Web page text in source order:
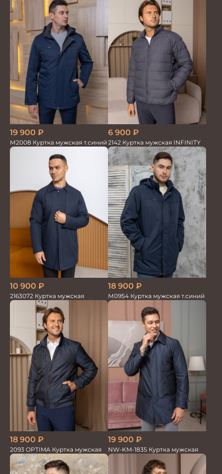
19 900 ₽
М2008 Куртка мужская т.синий
6 900 ₽
2142 Куртка мужская INFINITY
10 900 ₽
2163072 Куртка мужская
18 900 ₽
М0954 Куртка мужская т.синий
18 900 ₽
2093 OPTIMA Куртка мужская
19 900 ₽
NW-KM-1835 Куртка мужская